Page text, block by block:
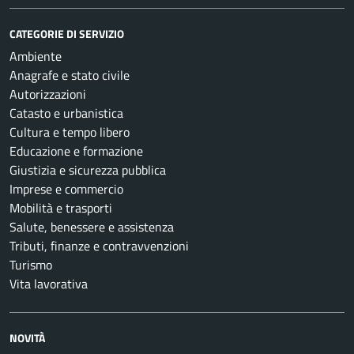
CATEGORIE DI SERVIZIO
Ambiente
Anagrafe e stato civile
Autorizzazioni
Catasto e urbanistica
Cultura e tempo libero
Educazione e formazione
Giustizia e sicurezza pubblica
Imprese e commercio
Mobilità e trasporti
Salute, benessere e assistenza
Tributi, finanze e contravvenzioni
Turismo
Vita lavorativa
NOVITÀ